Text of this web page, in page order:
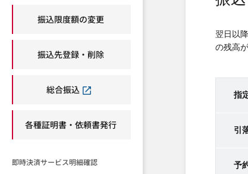
翌日以
の残高
指
引
予
振込限度額の変更
振込先登録・削除
総合振込
各種証明書・依頼書発行
即時決済サービス明細確認